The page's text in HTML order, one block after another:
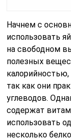
Начнем с
использовать
на свободном
полезных
так как они
углеводов.
содержат
использовать
несколько